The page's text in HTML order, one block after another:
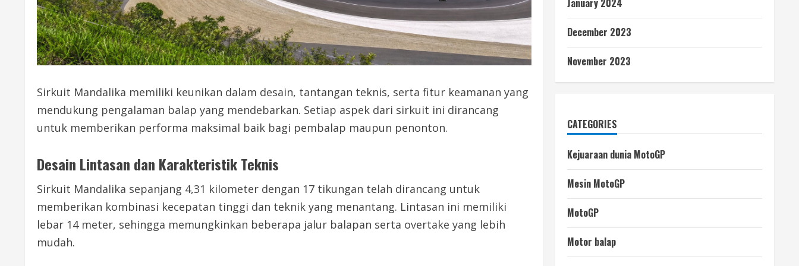
Sirkuit Mandalika memiliki keunikan dalam desain, tantangan teknis, serta fitur keamanan yang
mendukung pengalaman balap yang mendebarkan. Setiap aspek dari sirkuit ini dirancang
untuk memberikan performa maksimal baik bagi pembalap maupun penonton.
Desain Lintasan dan Karakteristik Teknis
Sirkuit Mandalika sepanjang 4,31 kilometer dengan 17 tikungan telah dirancang untuk
memberikan kombinasi kecepatan tinggi dan teknik yang menantang. Lintasan ini memiliki
lebar 14 meter, sehingga memungkinkan beberapa jalur balapan serta overtake yang lebih
mudah.
January 2024
December 2023
November 2023
CATEGORIES
Kejuaraan dunia MotoGP
Mesin MotoGP
MotoGP
Motor balap